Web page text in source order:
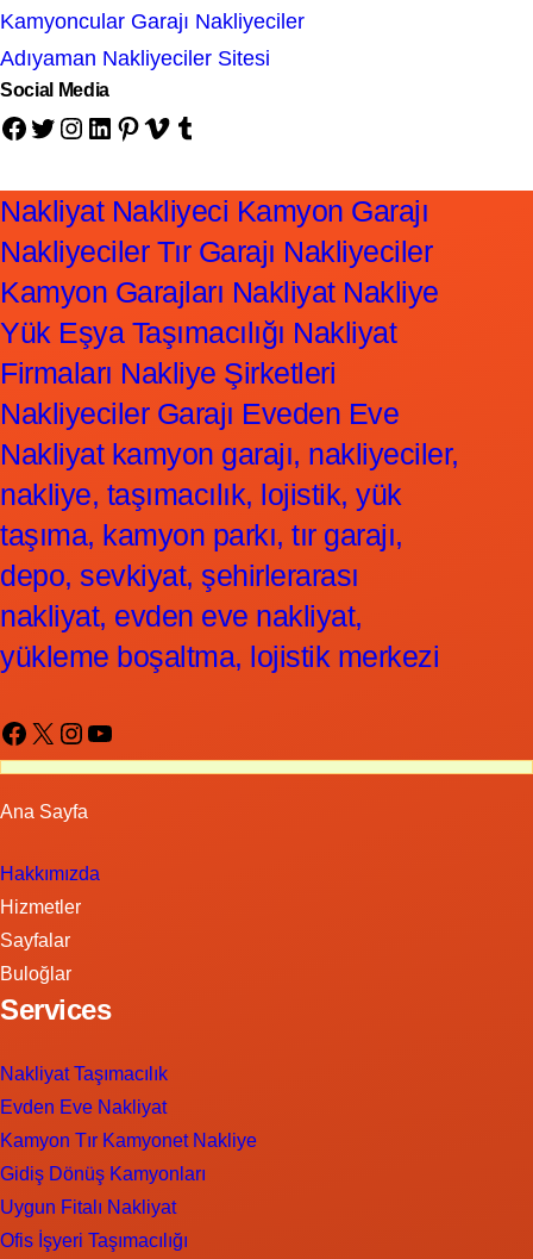
Kamyoncular Garajı Nakliyeciler
Adıyaman Nakliyeciler Sitesi
Social Media
Facebook Twitter Instagram LinkedIn Pinterest Vimeo Tumblr
Nakliyat Nakliyeci Kamyon Garajı
Nakliyeciler Tır Garajı Nakliyeciler
Kamyon Garajları Nakliyat Nakliye
Yük Eşya Taşımacılığı Nakliyat
Firmaları Nakliye Şirketleri
Nakliyeciler Garajı Eveden Eve
Nakliyat kamyon garajı, nakliyeciler,
nakliye, taşımacılık, lojistik, yük
taşıma, kamyon parkı, tır garajı,
depo, sevkiyat, şehirlerarası
nakliyat, evden eve nakliyat,
yükleme boşaltma, lojistik merkezi
Facebook X Instagram YouTube
Ana Sayfa
Hakkımızda
Hizmetler
Sayfalar
Buloğlar
Services
Nakliyat Taşımacılık
Evden Eve Nakliyat
Kamyon Tır Kamyonet Nakliye
Gidiş Dönüş Kamyonları
Uygun Fitalı Nakliyat
Ofis İşyeri Taşımacılığı